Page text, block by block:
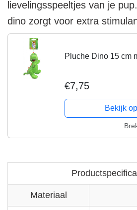
lievelingsspeeltjes van je
dino zorgt voor extra
Pluche Dino 15 cm
€7,75
Bekijk
Materiaal